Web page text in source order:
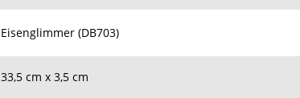
Eisenglimmer (DB703)
33,5 cm x 3,5 cm